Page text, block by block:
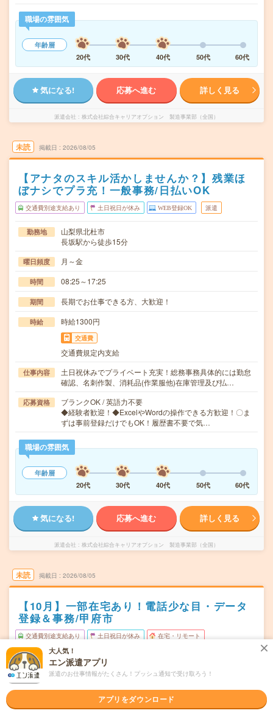
職場の雰囲気
年齢層
20代
30代 40代 50代 60代
気になる! 応募へ進む 詳しく見る
派遣会社 株式会社綜合キャリアオプション 製造事業部（全国）
未読 掲載日 2026/08/05
【アナタのスキル活かしませんか？】残業ほ
ぼナシでプラ充！一般事務/日払いOK
交通費別途支給あり 土日祝日が休み WEB登録OK 派遣
勤務地
山梨県北杜市
長坂駅から徒歩15分
曜日頻度 月～金
時間 08:25～17:25
期間 長期でお仕事できる方、大歓迎！
時給 時給1300円
交通費
交通費規定内支給
仕事内容
土日祝休みでプライベート充実！総務事務具体的には勤怠
確認、名刺作製、消耗品(作業服他)在庫管理及び払…
応募資格
ブランクOK / 英語力不要
◆経験者歓迎！◆ExcelやWordの操作できる方歓迎！〇ま
ずは事前登録だけでもOK！履歴書不要で気…
職場の雰囲気
年齢層
20代
30代 40代 50代 60代
気になる! 応募へ進む 詳しく見る
派遣会社 株式会社綜合キャリアオプション 製造事業部（全国）
未読 掲載日 2026/08/05
【10月】一部在宅あり！電話少な目・データ
登録＆事務/甲府市
交通費別途支給あり 土日祝日が休み 在宅・リモート
WEB登録OK
勤務地
山梨県甲府市
月～金（週5日） ※土日祝休み
大人気！
エン派遣アプリ
派遣のお仕事情報がたくさん！プッシュ通知で受け取ろう！
アプリをダウンロード